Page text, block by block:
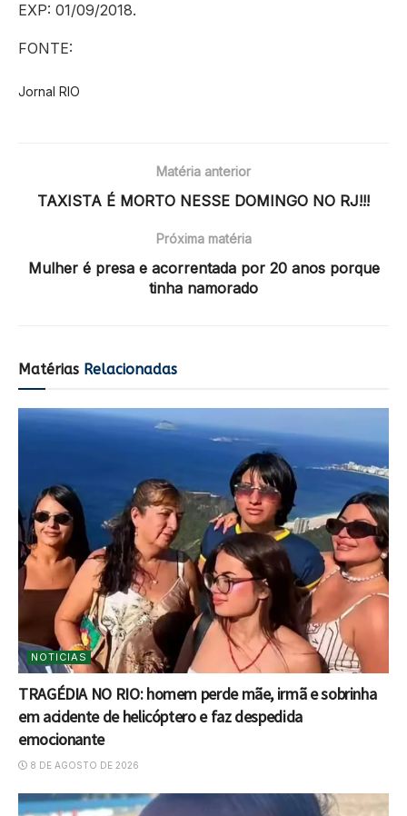
EXP: 01/09/2018.
FONTE:
Jornal RIO
Matéria anterior
TAXISTA É MORTO NESSE DOMINGO NO RJ!!!
Próxima matéria
Mulher é presa e acorrentada por 20 anos porque
tinha namorado
Matérias Relacionadas
NOTICIAS
TRAGÉDIA NO RIO: homem perde mãe, irmã e sobrinha
em acidente de helicóptero e faz despedida
emocionante
8 DE AGOSTO DE 2026